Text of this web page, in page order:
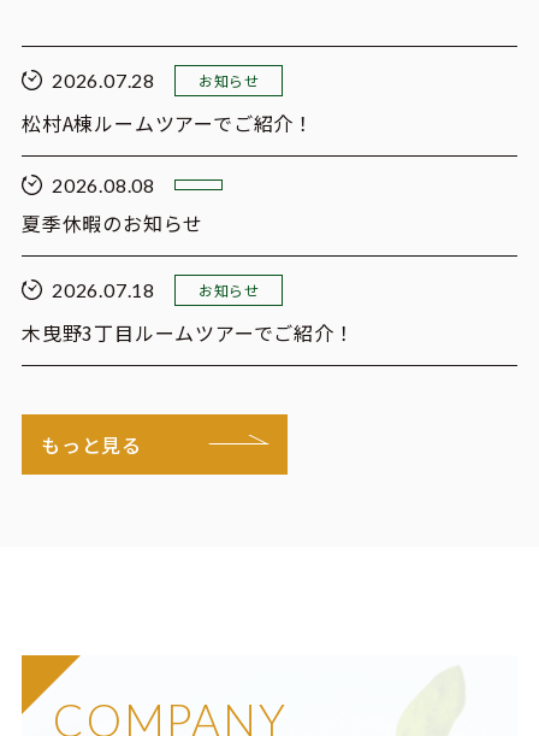
2026.07.28 お知らせ
松村A棟ルームツアーでご紹介！
2026.08.08
夏季休暇のお知らせ
2026.07.18 お知らせ
木曳野3丁目ルームツアーでご紹介！
もっと見る
COMPANY